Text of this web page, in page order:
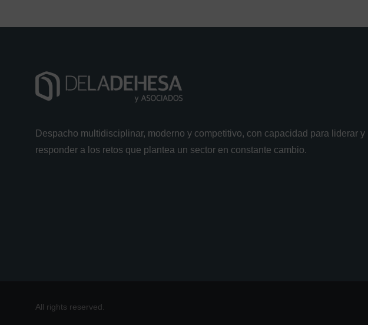
Despacho multidisciplinar, moderno y competitivo, con capacidad para liderar y
responder a los retos que plantea un sector en constante cambio.
All rights reserved.